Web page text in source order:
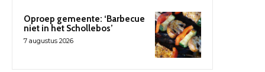
Oproep gemeente: ‘Barbecue
niet in het Schollebos’
7 augustus 2026